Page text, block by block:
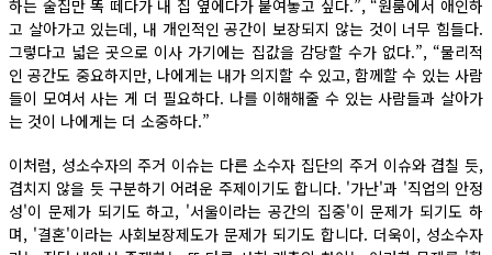
하는 술집만 똑 떼다가 내 집 옆에다가 붙여놓고 싶다.”, “원룸에서 애인하
고 살아가고 있는데, 내 개인적인 공간이 보장되지 않는 것이 너무 힘들다.
그렇다고 넓은 곳으로 이사 가기에는 집값을 감당할 수가 없다.”, “물리적
인 공간도 중요하지만, 나에게는 내가 의지할 수 있고, 함께할 수 있는 사람
들이 모여서 사는 게 더 필요하다. 나를 이해해줄 수 있는 사람들과 살아가
는 것이 나에게는 더 소중하다.”
이처럼, 성소수자의 주거 이슈는 다른 소수자 집단의 주거 이슈와 겹칠 듯,
겹치지 않을 듯 구분하기 어려운 주제이기도 합니다. '가난'과 '직업의 안정
성'이 문제가 되기도 하고, '서울이라는 공간의 집중'이 문제가 되기도 하
며, '결혼'이라는 사회보장제도가 문제가 되기도 합니다. 더욱이, 성소수자